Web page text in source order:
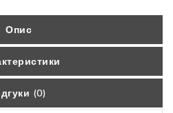
Опис
(0)